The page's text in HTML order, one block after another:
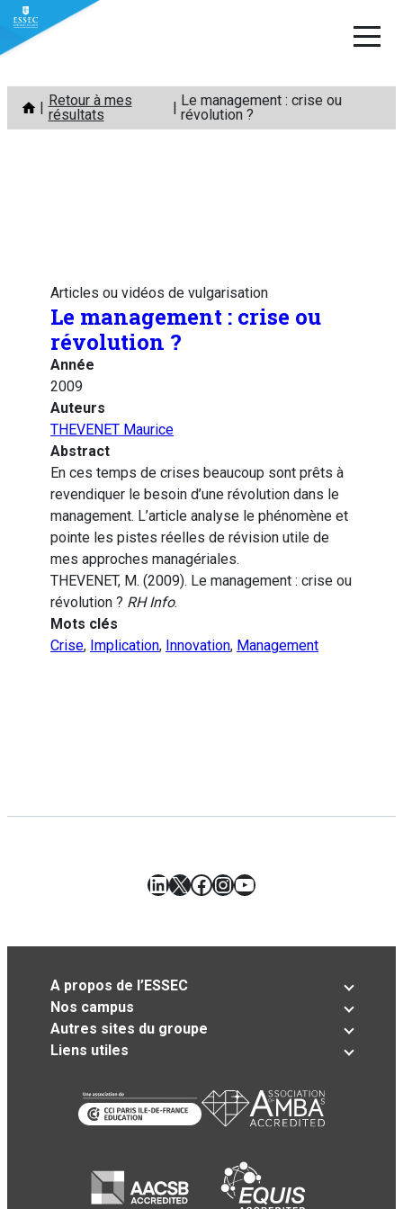
Aller
contenu
Retour à mes
résultats
Le management : crise ou
révolution ?
Articles ou vidéos de vulgarisation
Le management : crise ou
révolution ?
Année
2009
Auteurs
THEVENET Maurice
Abstract
En ces temps de crises beaucoup sont prêts à
revendiquer le besoin d’une révolution dans le
management. L’article analyse le phénomène et
pointe les pistes réelles de révision utile de
mes approches managériales.
THEVENET, M. (2009). Le management : crise ou
révolution ? RH Info.
Mots clés
Crise, Implication, Innovation, Management
LinkedIn
X Facebook
Instagram
YouTube
A propos de l’ESSEC
Nos campus
Autres sites du groupe
Liens utiles